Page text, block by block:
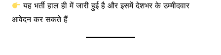
यह भर्ती हाल ही में जारी हुई है और इसमें देशभर के उम्मीदवार
आवेदन कर सकते हैं